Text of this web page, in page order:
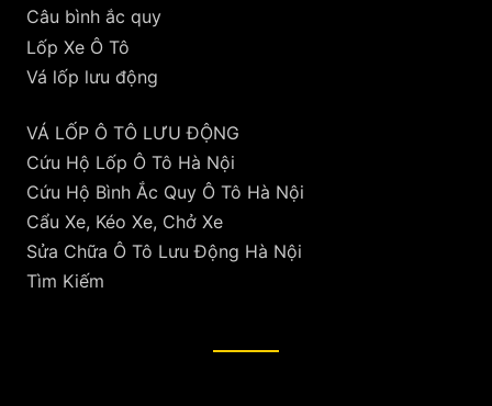
Câu bình ắc quy
Lốp Xe Ô Tô
Vá lốp lưu động
VÁ LỐP Ô TÔ LƯU ĐỘNG
Cứu Hộ Lốp Ô Tô Hà Nội
Cứu Hộ Bình Ắc Quy Ô Tô Hà Nội
Cẩu Xe, Kéo Xe, Chở Xe
Sửa Chữa Ô Tô Lưu Động Hà Nội
Tìm Kiếm